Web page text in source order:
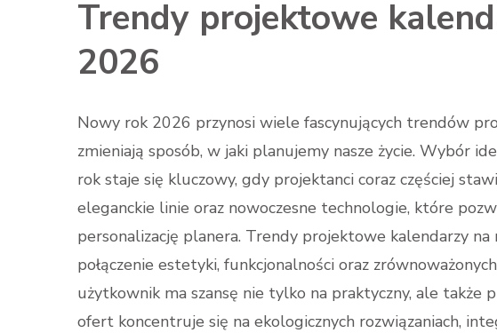
Trendy projektowe
2026
Nowy rok 2026 przynosi wiele fascynujących trendów
zmieniają sposób, w jaki planujemy nasze życie. Wybór
rok staje się kluczowy, gdy projektanci coraz częściej
eleganckie linie oraz nowoczesne technologie, które
personalizację planera. Trendy projektowe kalendarzy
połączenie estetyki, funkcjonalności oraz
użytkownik ma szansę nie tylko na praktyczny, ale
ofert koncentruje się na ekologicznych rozwiązaniach,